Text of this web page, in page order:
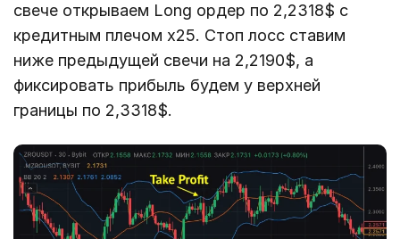
свече открываем Long ордер по 2,2318$ с
кредитным плечом х25. Стоп лосс ставим
ниже предыдущей свечи на 2,2190$, а
фиксировать прибыль будем у верхней
границы по 2,3318$.